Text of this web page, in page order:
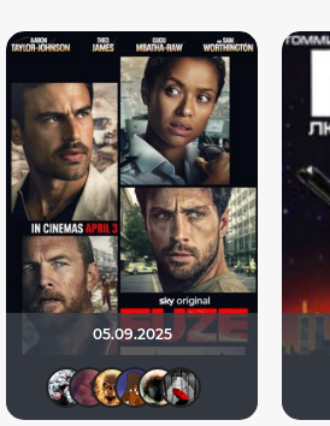
05.09.2025
Kot123RUS
aodinchov7969